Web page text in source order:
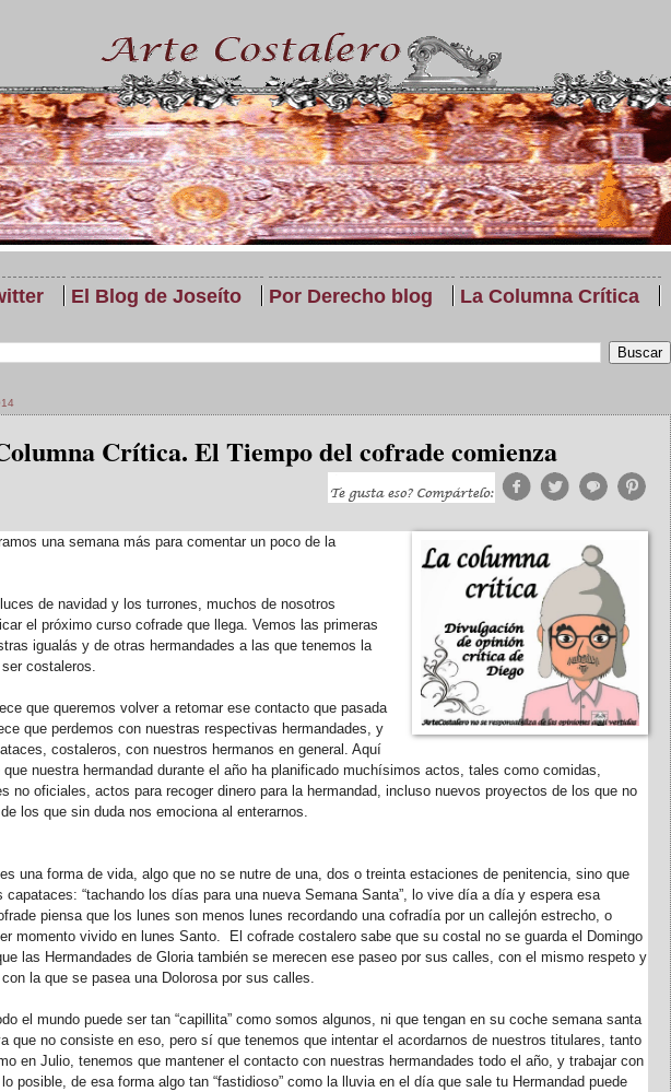
El Blog de Joseíto Por Derecho blog La Columna Crítica
Crítica. El Tiempo del cofrade comienza
una semana más para comentar un poco de la
de navidad y los turrones, muchos de nosotros
el próximo curso cofrade que llega. Vemos las primeras
igualás y de otras hermandades a las que tenemos la
costaleros.
que queremos volver a retomar ese contacto que pasada
que perdemos con nuestras respectivas hermandades, y
costaleros, con nuestros hermanos en general. Aquí
nuestra hermandad durante el año ha planificado muchísimos actos, tales como comidas,
no oficiales, actos para recoger dinero para la hermandad, incluso nuevos proyectos de los que no
los que sin duda nos emociona al enterarnos.
una forma de vida, algo que no se nutre de una, dos o treinta estaciones de penitencia, sino que
capataces: “tachando los días para una nueva Semana Santa”, lo vive día a día y espera esa
piensa que los lunes son menos lunes recordando una cofradía por un callejón estrecho, o
momento vivido en lunes Santo. El cofrade costalero sabe que su costal no se guarda el Domingo
las Hermandades de Gloria también se merecen ese paseo por sus calles, con el mismo respeto y
la que se pasea una Dolorosa por sus calles.
el mundo puede ser tan “capillita” como somos algunos, ni que tengan en su coche semana santa
que no consiste en eso, pero sí que tenemos que intentar el acordarnos de nuestros titulares, tanto
en Julio, tenemos que mantener el contacto con nuestras hermandades todo el año, y trabajar con
posible, de esa forma algo tan “fastidioso” como la lluvia en el día que sale tu Hermandad puede